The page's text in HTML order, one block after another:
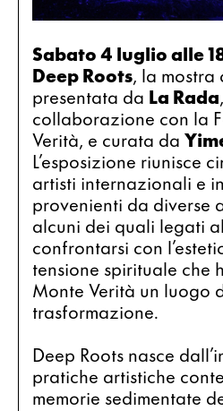
Sabato 4 luglio alle
Deep Roots, la
presentata da La Rada
collaborazione con la
Verità, e curata da
L’esposizione riunisce
artisti internazionali e
provenienti da diverse
alcuni dei quali legati
confrontarsi con
tensione spirituale che
Monte Verità un luogo
trasformazione.
Deep Roots nasce
pratiche artistiche
memorie sedimentate